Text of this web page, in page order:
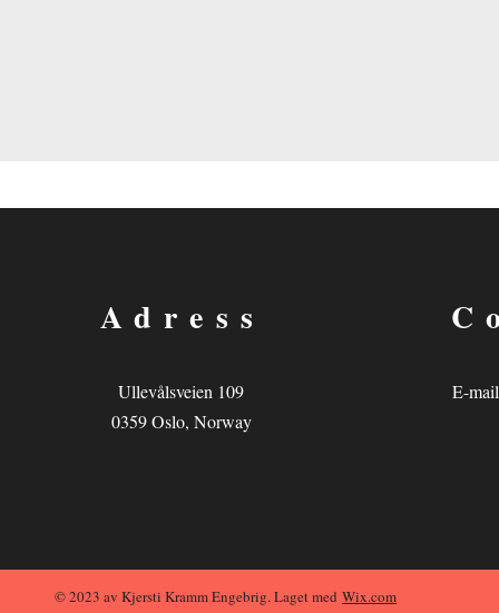
Adress
Ullevålsveien 109
0359 Oslo, Norway
E-
© 2023 av Kjersti Kramm Engebrig. Laget med Wix.com